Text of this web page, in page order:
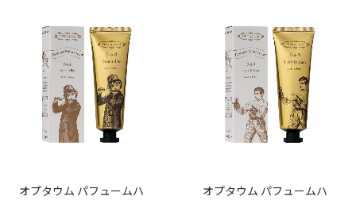
オプタウム パフュームハ
オプタウム パフュームハ